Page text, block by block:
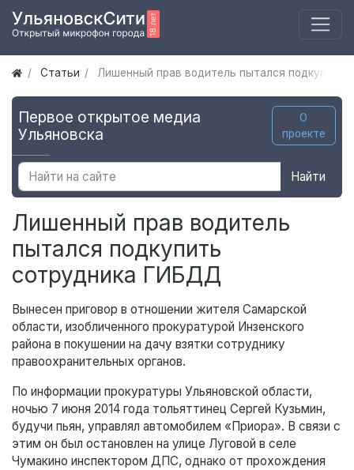
Статьи Лишенный прав водитель пытался подкупить
Первое открытое медиа
Ульяновска
О
проекте
Найти
Лишенный прав водитель
пытался подкупить
сотрудника ГИБДД
Вынесен приговор в отношении жителя Самарской
области, изобличенного прокуратурой Инзенского
района в покушении на дачу взятки сотруднику
правоохранительных органов.
По информации прокуратуры Ульяновской области,
ночью 7 июня 2014 года тольяттинец Сергей Кузьмин,
будучи пьян, управлял автомобилем «Приора». В связи с
этим он был остановлен на улице Луговой в селе
Чумакино инспектором ДПС, однако от прохождения